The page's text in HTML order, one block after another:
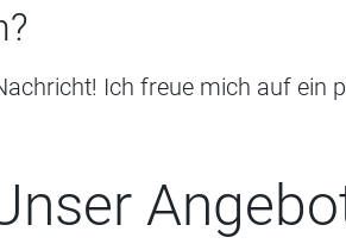
Ich freue mich auf ein